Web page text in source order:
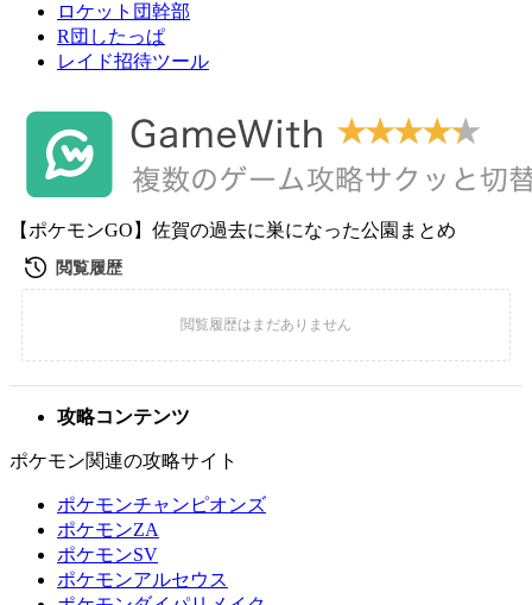
ロケット団幹部
R団したっぱ
レイド招待ツール
【ポケモンGO】佐賀の過去に巣になった公園まとめ
攻略コンテンツ
ポケモン関連の攻略サイト
ポケモンチャンピオンズ
ポケモンZA
ポケモンSV
ポケモンアルセウス